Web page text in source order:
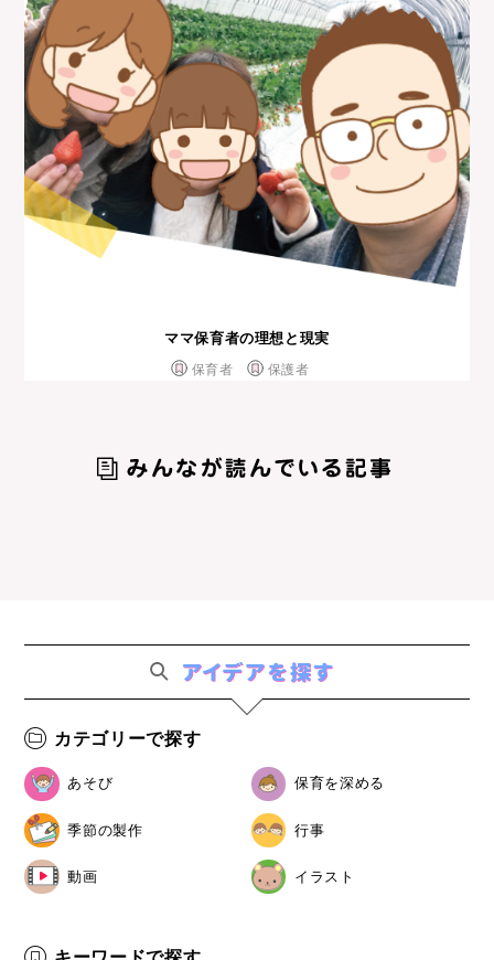
ママ保育者の理想と現実
保育者 保護者
カテゴリーで探す
あそび 保育を深める
季節の製作 行事
動画 イラスト